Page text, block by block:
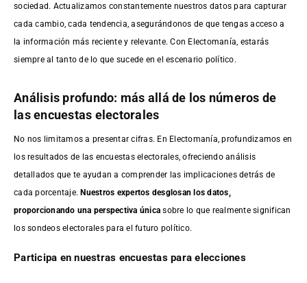
sociedad. Actualizamos constantemente nuestros datos para capturar
cada cambio, cada tendencia, asegurándonos de que tengas acceso a
la información más reciente y relevante. Con Electomanía, estarás
siempre al tanto de lo que sucede en el escenario político.
Análisis profundo: más allá de los números de
las encuestas electorales
No nos limitamos a presentar cifras. En Electomanía, profundizamos en
los resultados de las encuestas electorales, ofreciendo análisis
detallados que te ayudan a comprender las implicaciones detrás de
cada porcentaje.Nuestros expertos desglosan los datos,
proporcionando una perspectiva única sobre lo que realmente significan
los sondeos electorales para el futuro político.
Participa en nuestras encuestas para elecciones